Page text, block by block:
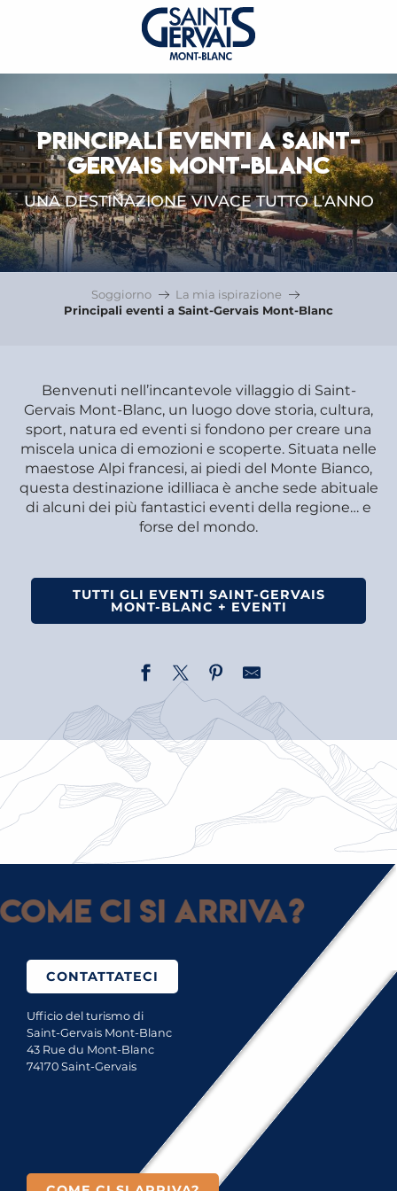
PRINCIPALI EVENTI A SAINT-
GERVAIS MONT-BLANC
UNA DESTINAZIONE VIVACE TUTTO L'ANNO
Soggiorno
La mia ispirazione
Principali eventi a Saint-Gervais Mont-Blanc
Benvenuti nell’incantevole villaggio di Saint-
Gervais Mont-Blanc, un luogo dove storia, cultura,
sport, natura ed eventi si fondono per creare una
miscela unica di emozioni e scoperte. Situata nelle
maestose Alpi francesi, ai piedi del Monte Bianco,
questa destinazione idilliaca è anche sede abituale
di alcuni dei più fantastici eventi della regione… e
forse del mondo.
TUTTI GLI EVENTI SAINT-GERVAIS
MONT-BLANC + EVENTI
UNA TERRA ORGOGLIOSA DELLE
PROPRIE TRADIZIONI
ci si arriva?
CONTATTATECI
Ufficio del turismo di
Saint-Gervais Mont-Blanc
43 Rue du Mont-Blanc
74170 Saint-Gervais